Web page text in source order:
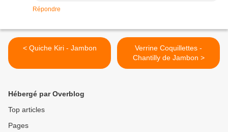
Répondre
< Quiche Kiri - Jambon
Verrine Coquillettes -
Chantilly de Jambon >
Hébergé par Overblog
Top articles
Pages